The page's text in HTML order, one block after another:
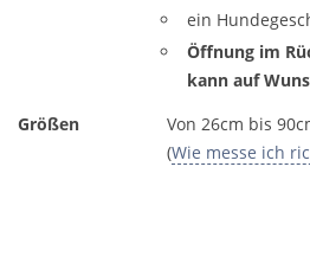
ein
Öffnung im
kann auf
Größen
Von 26cm bis
(Wie messe ich